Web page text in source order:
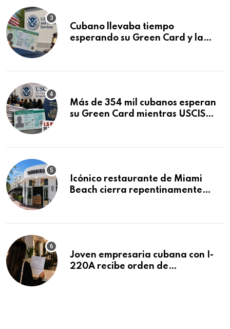
Cubano llevaba tiempo
esperando su Green Card y la
Más de 354 mil cubanos esperan
su Green Card mientras USCIS
Icónico restaurante de Miami
Beach cierra repentinamente
Joven empresaria cubana con I-
220A recibe orden de